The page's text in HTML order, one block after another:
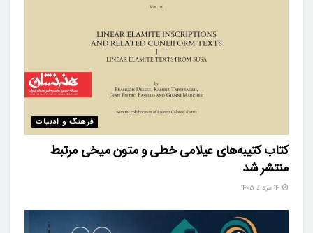
فرهنگ و ادبیات
کتاب کتیبه‌های عیلامی خطی و متون میخی مرتبط
منتشر شد